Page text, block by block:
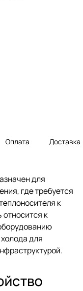
Оплата Доставка
для
где требуется
к
к
для